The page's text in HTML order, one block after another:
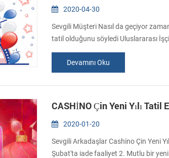
2020-04-30
Sevgili Müşteri Nasıl da geçiyor
tatil olduğunu söyledi Uluslararası
etkinlik için 6 geri getirir Tatil
almak için, lütfen e-posta yoluyla
sales15@csntek.com . İlgini...
Devamını Oku
CASHİNO Çin Yeni Yılı Tatil
2020-01-20
Sevgili Arkadaşlar Cashino Çin Yeni
Şubat'ta iade faaliyet 2. Mutlu bir yeni